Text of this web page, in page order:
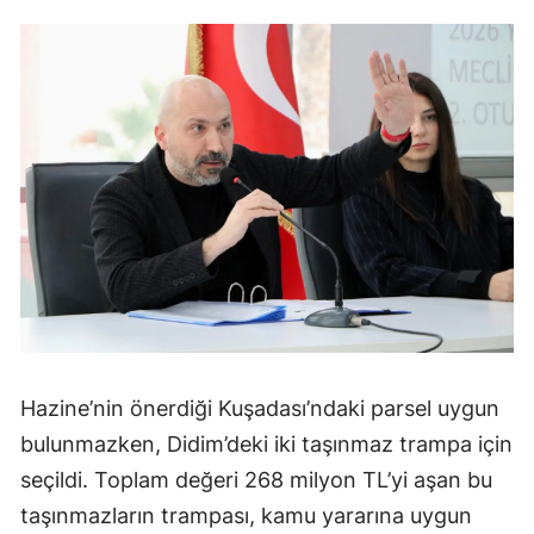
Hazine’nin önerdiği Kuşadası’ndaki parsel uygun
bulunmazken, Didim’deki iki taşınmaz trampa için
seçildi. Toplam değeri 268 milyon TL’yi aşan bu
taşınmazların trampası, kamu yararına uygun